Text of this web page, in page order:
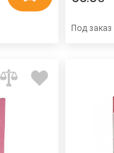
Под заказ